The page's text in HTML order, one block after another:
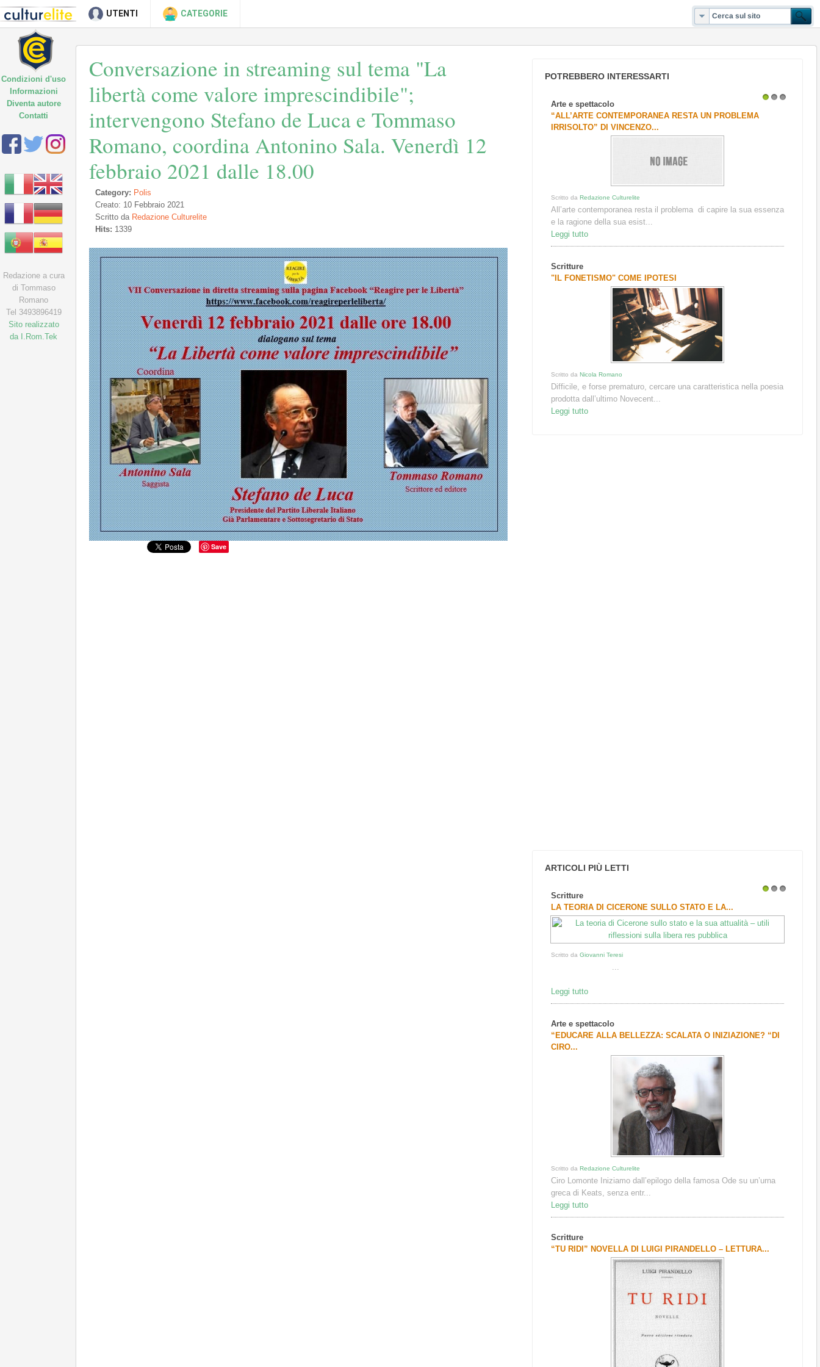
UTENTI CATEGORIE
Conversazione in streaming sul tema "La
libertà come valore imprescindibile";
intervengono Stefano de Luca e Tommaso
Romano, coordina Antonino Sala. Venerdì 12
febbraio 2021 dalle 18.00
Category: Polis
Creato: 10 Febbraio 2021
Scritto da Redazione Culturelite
Hits: 1339
Save
POTREBBERO INTERESSARTI
Arte e spettacolo
“ALL’ARTE CONTEMPORANEA RESTA UN PROBLEMA
IRRISOLTO” DI VINCENZO...
Scritto daRedazione Culturelite
All’arte contemporanea resta il problema di capire la sua essenza
e la ragione della sua esist...
Leggi tutto
Scritture
"IL FONETISMO" COME IPOTESI
Scritto daNicola Romano
Difficile, e forse prematuro, cercare una caratteristica nella poesia
prodotta dall’ultimo Novecent...
Leggi tutto
ARTICOLI PIÙ LETTI
Scritture
LA TEORIA DI CICERONE SULLO STATO E LA...
Scritto daGiovanni Teresi
...
Leggi tutto
Arte e spettacolo
“EDUCARE ALLA BELLEZZA: SCALATA O INIZIAZIONE? “DI
CIRO...
Scritto daRedazione Culturelite
Ciro Lomonte Iniziamo dall’epilogo della famosa Ode su un’urna
greca di Keats, senza entr...
Leggi tutto
Scritture
“TU RIDI” NOVELLA DI LUIGI PIRANDELLO – LETTURA...
Condizioni d'uso
Informazioni
Diventa autore
Contatti
Redazione a cura
di Tommaso
Romano
Tel 3493896419
Sito realizzato
da I.Rom.Tek